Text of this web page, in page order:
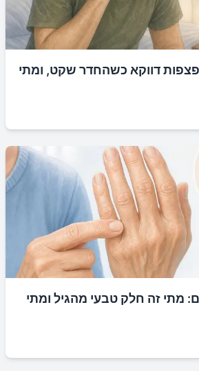
דווקא כשהחדר שקט, ומתי
מתי זה חלק טבעי מהגיל ומתי